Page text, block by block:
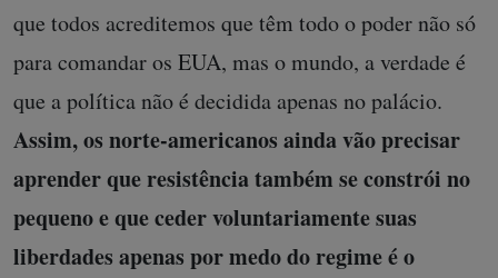
que todos acreditemos que têm todo o poder não só
para comandar os EUA, mas o mundo, a verdade é
que a política não é decidida apenas no palácio.
Assim, os norte-americanos ainda vão precisar
aprender que resistência também se constrói no
pequeno e que ceder voluntariamente suas
liberdades apenas por medo do regime é o